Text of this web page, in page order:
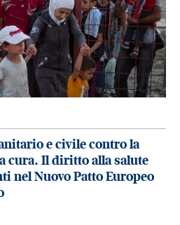
e civile contro la
cura. Il diritto alla salute
nel Nuovo Patto Europeo